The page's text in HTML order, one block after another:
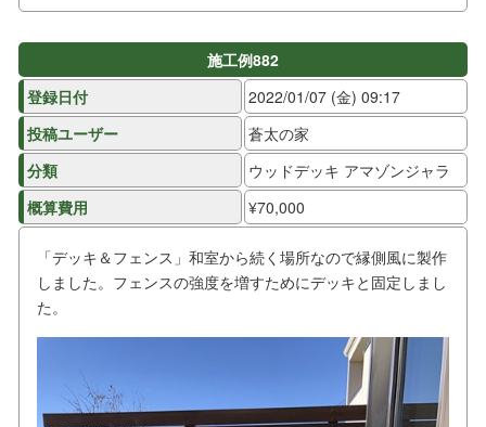
施工例882
登録日付
2022/01/07 (金) 09:17
投稿ユーザー
蒼太の家
分類
ウッドデッキ アマゾンジャラ
概算費用
¥70,000
「デッキ＆フェンス」和室から続く場所なので縁側風に製作
しました。フェンスの強度を増すためにデッキと固定しまし
た。